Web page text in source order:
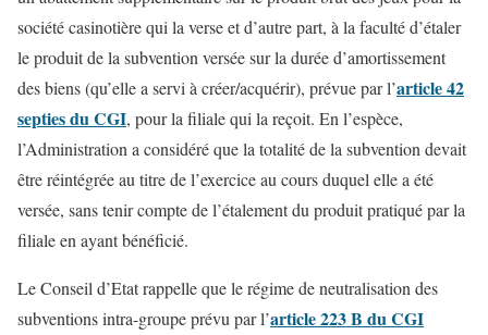
société casinotière qui la verse et d’autre part, à la faculté d’étaler
le produit de la subvention versée sur la durée d’amortissement
des biens (qu’elle a servi à créer/acquérir), prévue par l’article 42
septies du CGI, pour la filiale qui la reçoit. En l’espèce,
l’Administration a considéré que la totalité de la subvention devait
être réintégrée au titre de l’exercice au cours duquel elle a été
versée, sans tenir compte de l’étalement du produit pratiqué par la
filiale en ayant bénéficié.
Le Conseil d’Etat rappelle que le régime de neutralisation des
subventions intra-groupe prévu par l’article 223 B du CGI